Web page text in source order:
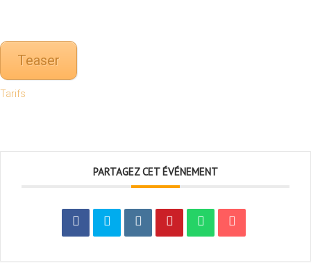
Teaser
Tarifs
PARTAGEZ CET ÉVÉNEMENT